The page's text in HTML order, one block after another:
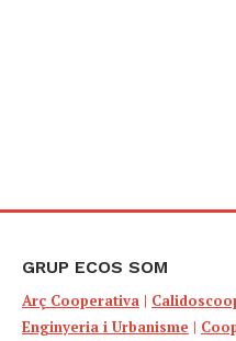
GRUP ECOS SOM
Arç Cooperativa |
Enginyeria i Urbanisme |